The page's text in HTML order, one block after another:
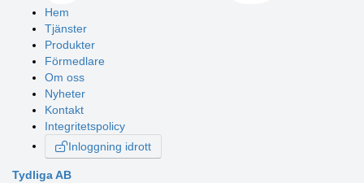
Hem
Tjänster
Produkter
Förmedlare
Om oss
Nyheter
Kontakt
Integritetspolicy
Inloggning idrott
Tydliga AB